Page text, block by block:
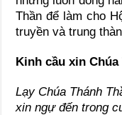
Thần để làm cho
truyền và trung
Kinh cầu xin Chúa
Lạy Chúa Thánh
xin ngự đến trong